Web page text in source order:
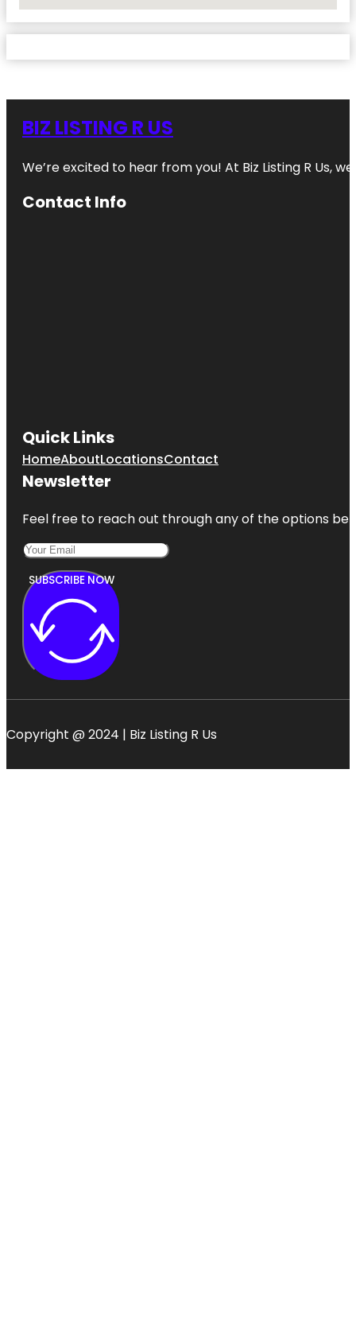
BIZ LISTING R US
We’re excited to hear from you! At Biz Listing R Us,
Contact Info
Quick Links
HomeAboutLocationsContact
Newsletter
Feel free to reach out through any of the options
SUBSCRIBE NOW
Copyright @ 2024 | Biz Listing R Us